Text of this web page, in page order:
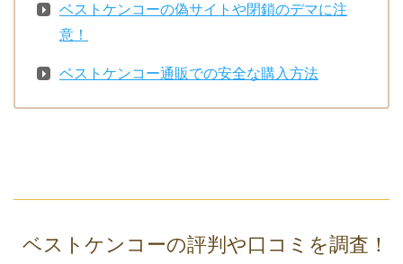
ベストケンコーの偽サイトや閉鎖のデマに注
意！
ベストケンコー通販での安全な購入方法
ベストケンコーの評判や口コミを調査！